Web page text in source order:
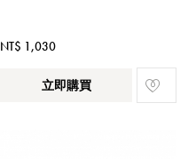
NT$ 1,030
立即購買